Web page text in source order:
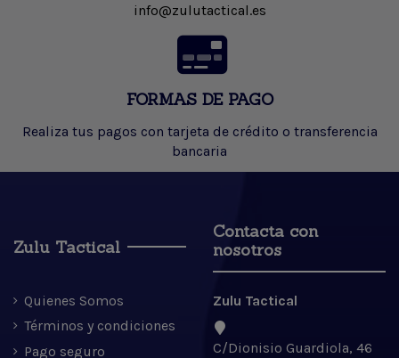
info@zulutactical.es
FORMAS DE PAGO
Realiza tus pagos con tarjeta de crédito o transferencia
bancaria
Zulu Tactical
Quienes Somos
Términos y condiciones
Pago seguro
Contacta con
nosotros
Zulu Tactical
C/Dionisio Guardiola, 46